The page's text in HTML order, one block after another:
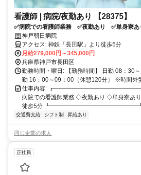
看護師 | 病院/夜勤あり 【28375】
✅病院での看護師業務 ✅夜勤あり ✅単身寮
り徒歩5分
神戸朝日病院
アクセス: 神鉄「長田駅」より徒歩5分
月給279,000円～345,000円
兵庫県神戸市長田区
勤務時間・曜日: 【勤務時間】 日勤 08：30
勤 16：00～09：00（休憩120分） ※時間外
仕事内容: ┏━━━━━━━━━━━━━━━┓
病院での看護師業務 ◇夜勤あり ◇単身寮あ
徒歩5分 ┗━━━━━━━━━━━━━━━┛ 【
交通費支給 シフト制 昇給あり
同じ企業の求人
正社員